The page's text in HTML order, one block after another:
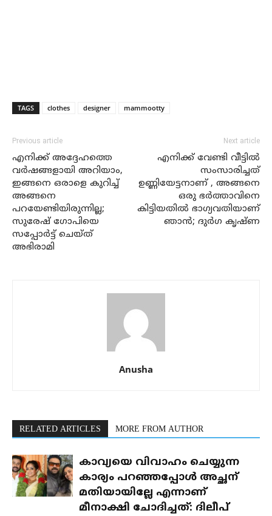
TAGS clothes designer mammootty
Previous article
എനിക്ക് അദ്ദേഹത്തെ
വര്‍ഷങ്ങളായി അറിയാം,
ഇങ്ങനെ ഒരാളെ കുറിച്ച്
അങ്ങനെ
പറയേണ്ടിയിരുന്നില്ല;
സുരേഷ് ഗോപിയെ
സപ്പോര്‍ട്ട് ചെയ്ത്
അഭിരാമി
Next article
എനിക്ക് വേണ്ടി വീട്ടില്‍
സംസാരിച്ചത്
ഉണ്ണിയേട്ടനാണ് , അങ്ങനെ
ഒരു ഭര്‍ത്താവിനെ
കിട്ടിയതില്‍ ഭാഗ്യവതിയാണ്
ഞാന്‍; ദുര്‍ഗ കൃഷ്ണ
Anusha
RELATED ARTICLES MORE FROM AUTHOR
കാവ്യയെ വിവാഹം ചെയ്യുന്ന
കാര്യം പറഞ്ഞപ്പോൾ അച്ഛന്
മതിയായില്ലേ എന്നാണ്
മീനാക്ഷി ചോദിച്ചത്: ദിലീപ്